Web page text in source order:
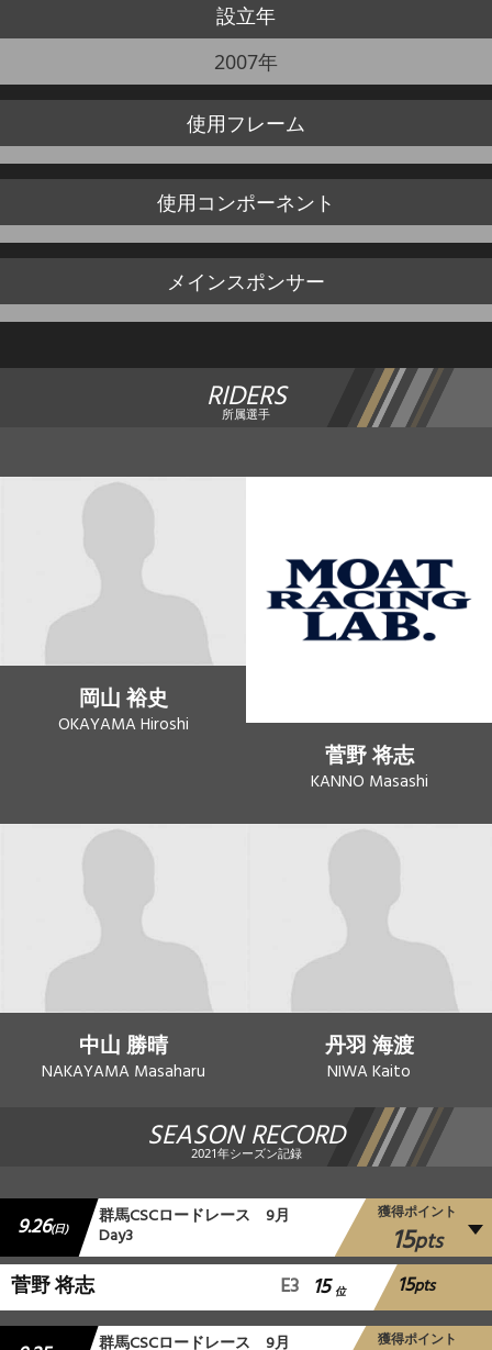
設立年
2007年
使用フレーム
使用コンポーネント
メインスポンサー
RIDERS
所属選手
岡山 裕史
OKAYAMA Hiroshi
菅野 将志
KANNO Masashi
中山 勝晴
NAKAYAMA Masaharu
丹羽 海渡
NIWA Kaito
SEASON RECORD
2021年シーズン記録
9.26(日) 群⾺CSCロードレース 9月
Day3
獲得ポイント
15pts
菅野 将志 E3 15 位 15pts
群⾺CSCロードレース 9月 獲得ポイント